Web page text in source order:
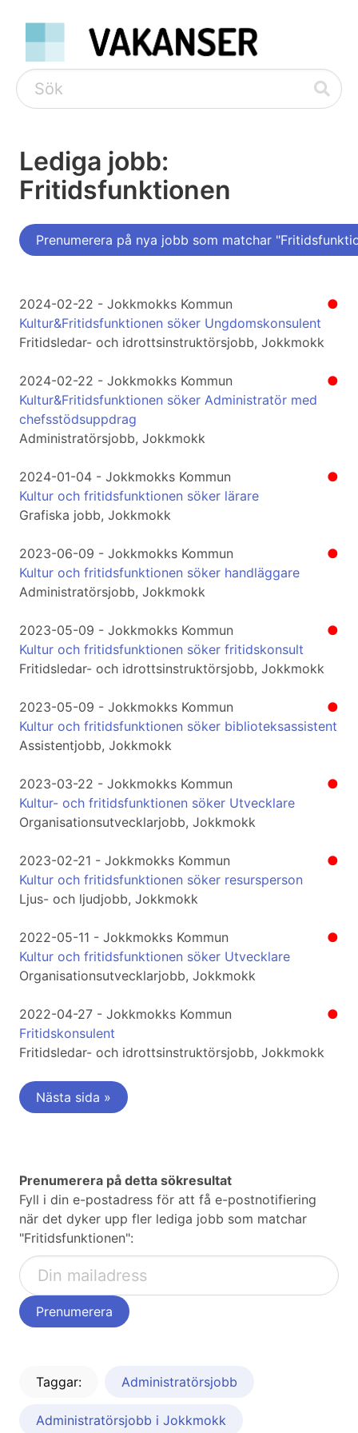
Lediga jobb:
Fritidsfunktionen
Prenumerera på nya jobb som matchar
●
2024-02-22 - Jokkmokks Kommun
Kultur&Fritidsfunktionen söker Ungdomskonsulent
Fritidsledar- och idrottsinstruktörsjobb, Jokkmokk
●
2024-02-22 - Jokkmokks Kommun
Kultur&Fritidsfunktionen söker Administratör med
chefsstödsuppdrag
Administratörsjobb, Jokkmokk
●
2024-01-04 - Jokkmokks Kommun
Kultur och fritidsfunktionen söker lärare
Grafiska jobb, Jokkmokk
●
2023-06-09 - Jokkmokks Kommun
Kultur och fritidsfunktionen söker handläggare
Administratörsjobb, Jokkmokk
●
2023-05-09 - Jokkmokks Kommun
Kultur och fritidsfunktionen söker fritidskonsult
Fritidsledar- och idrottsinstruktörsjobb, Jokkmokk
●
2023-05-09 - Jokkmokks Kommun
Kultur och fritidsfunktionen söker biblioteksassistent
Assistentjobb, Jokkmokk
●
2023-03-22 - Jokkmokks Kommun
Kultur- och fritidsfunktionen söker Utvecklare
Organisationsutvecklarjobb, Jokkmokk
●
2023-02-21 - Jokkmokks Kommun
Kultur och fritidsfunktionen söker resursperson
Ljus- och ljudjobb, Jokkmokk
●
2022-05-11 - Jokkmokks Kommun
Kultur och fritidsfunktionen söker Utvecklare
Organisationsutvecklarjobb, Jokkmokk
●
2022-04-27 - Jokkmokks Kommun
Fritidskonsulent
Fritidsledar- och idrottsinstruktörsjobb, Jokkmokk
Nästa sida »
Prenumerera på detta sökresultat
Fyll i din e-postadress för att få e-postnotifiering
när det dyker upp fler lediga jobb som matchar
"Fritidsfunktionen":
Taggar: Administratörsjobb
Administratörsjobb i Jokkmokk